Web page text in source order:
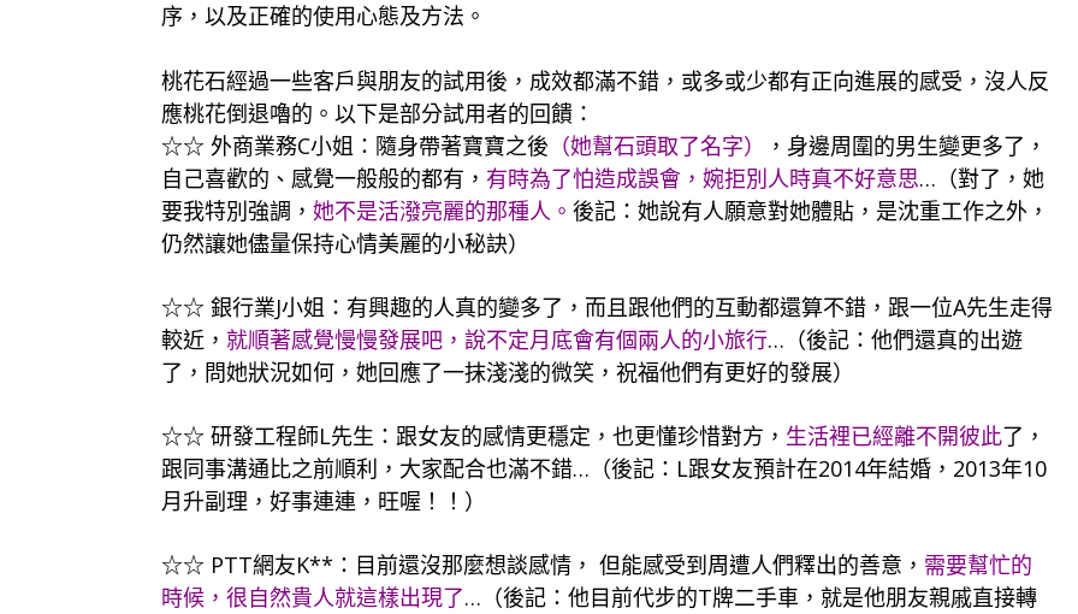
序，以及正確的使用心態及方法。
桃花石經過一些客戶與朋友的試用後，成效都滿不錯，或多或少都有正向進展的感受，沒人反
應桃花倒退嚕的。以下是部分試用者的回饋：
☆☆ 外商業務C小姐：隨身帶著寶寶之後 （她幫石頭取了名字）
，身邊周圍的男生變更多了，
自己喜歡的、感覺一般般的都有， 有時為了怕造成誤會，婉拒別人時真不好意思… （對了，她
要我特別強調，她不是活潑亮麗的那種人。後記：她說有人願意對她體貼，是沈重工作之外，
仍然讓她儘量保持心情美麗的小秘訣）
☆☆ 銀行業J小姐：有興趣的人真的變多了，而且跟他們的互動都還算不錯，跟一位A先生走得
較近， 就順著感覺慢慢發展吧，說不定月底會有個兩人的小旅行…（後記：他們還真的出遊
了，問她狀況如何，她回應了一抹淺淺的微笑，祝福他們有更好的發展）
☆☆ 研發工程師L先生：跟女友的感情更穩定，也更懂珍惜對方， 生活裡已經離不開彼此了，
跟同事溝通比之前順利，大家配合也滿不錯…（後記：L跟女友預計在2014年結婚，2013年10
月升副理，好事連連，旺喔！！）
☆☆ PTT網友K**：目前還沒那麼想談感情， 但能感受到周遭人們釋出的善意， 需要幫忙的
時候，很自然貴人就這樣出現了…（後記：他目前代步的T牌二手車，就是他朋友親戚直接轉